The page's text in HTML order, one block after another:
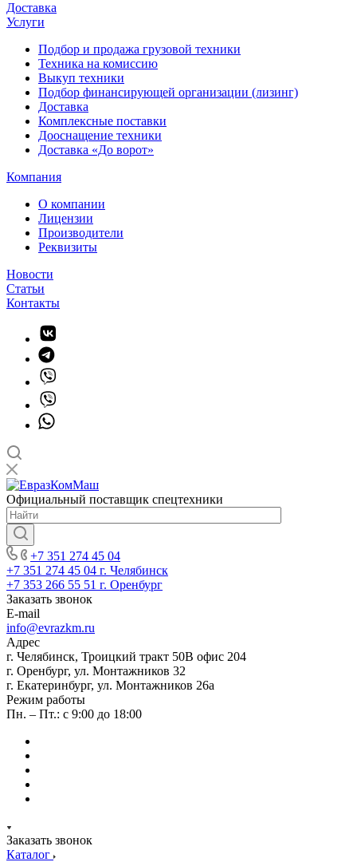
Доставка
Услуги
Подбор и продажа грузовой техники
Техника на комиссию
Выкуп техники
Подбор финансирующей организации (лизинг)
Доставка
Комплексные поставки
Дооснащение техники
Доставка «До ворот»
Компания
О компании
Лицензии
Производители
Реквизиты
Новости
Статьи
Контакты
Официальный поставщик спецтехники
+7 351 274 45 04
+7 351 274 45 04 г. Челябинск
+7 353 266 55 51 г. Оренбург
Заказать звонок
E-mail
info@evrazkm.ru
Адрес
г. Челябинск, Троицкий тракт 50В офис 204
г. Оренбург, ул. Монтажников 32
г. Екатеринбург, ул. Монтажников 26а
Режим работы
Пн. – Пт.: с 9:00 до 18:00
Заказать звонок
Каталог